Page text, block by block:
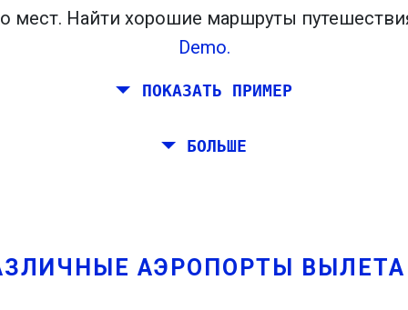
мест. Найти хорошие маршруты
Demo.
ПОКАЗАТЬ ПРИМЕР
Барселону, Стокгольм, Прагу и Афину.
БОЛЬШЕ
АЭРОПОРТЫ